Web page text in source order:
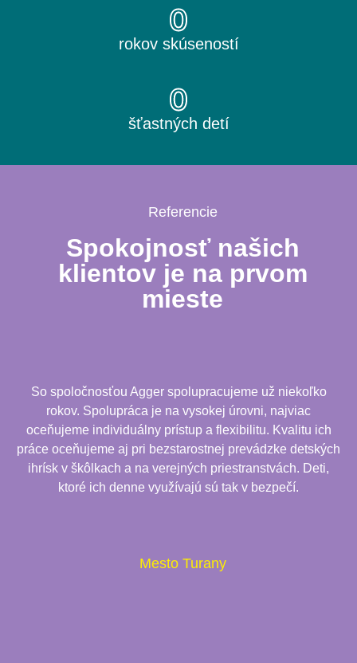
rokov skúseností
0
šťastných detí
0
Referencie
Spokojnosť našich
klientov je na prvom
mieste
So spoločnosťou Agger spolupracujeme už niekoľko
rokov. Spolupráca je na vysokej úrovni, najviac
oceňujeme individuálny prístup a flexibilitu. Kvalitu ich
práce oceňujeme aj pri bezstarostnej prevádzke detských
ihrísk v škôlkach a na verejných priestranstvách. Deti,
ktoré ich denne využívajú sú tak v bezpečí.
Mesto Turany